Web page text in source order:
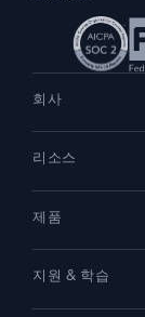
회사
채용 채용 중
리더십
뉴스룸
문의하기
리소스
고객 사례
데모
제품
SIEM
보안을 위한 로
지원 & 학습